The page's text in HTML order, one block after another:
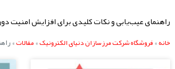
راهنمای عیب‌یابی و نکات کلیدی برای افزایش امنیت
خانه»فروشگاه شرکت مرزسازان دنیای الکترونیک»مقالات»